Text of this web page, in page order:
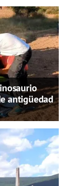
antigüedad